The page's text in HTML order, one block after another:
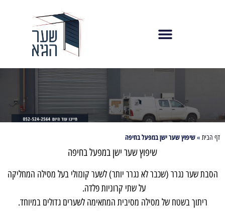
דף הבית »שיפוץ שער ישן במפעל בחיפה
שיפוץ שער ישן במפעל בחיפה
הסבת שער נגרר (שכבר לא נגרר יותר) לשער קונזולי בעל מסילה המחליקה
על שתי קרוניות פלדה.
ריתוך בשטח של מסילה מסיבית המתאימה לשערים גדולים במיוחד.